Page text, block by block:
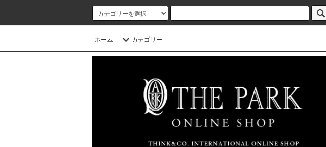
ホーム カテゴリー